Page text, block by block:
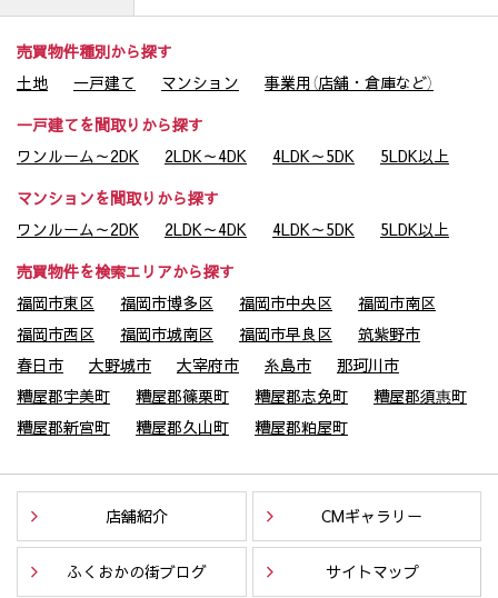
売買物件種別から探す
土地
一戸建て マンション
事業用（店舗・倉庫など）
一戸建てを間取りから探す
ワンルーム～2DK
2LDK～4DK 4LDK～5DK
5LDK以上
マンションを間取りから探す
ワンルーム～2DK
2LDK～4DK 4LDK～5DK
5LDK以上
売買物件を検索エリアから探す
福岡市東区
福岡市博多区 福岡市中央区
福岡市南区
福岡市西区
福岡市城南区 福岡市早良区
筑紫野市
春日市
大野城市 大宰府市 糸島市
那珂川市
糟屋郡宇美町
糟屋郡篠栗町 糟屋郡志免町
糟屋郡須惠町
糟屋郡新宮町
糟屋郡久山町 糟屋郡粕屋町
店舗紹介 CMギャラリー
ふくおかの街ブログ サイトマップ